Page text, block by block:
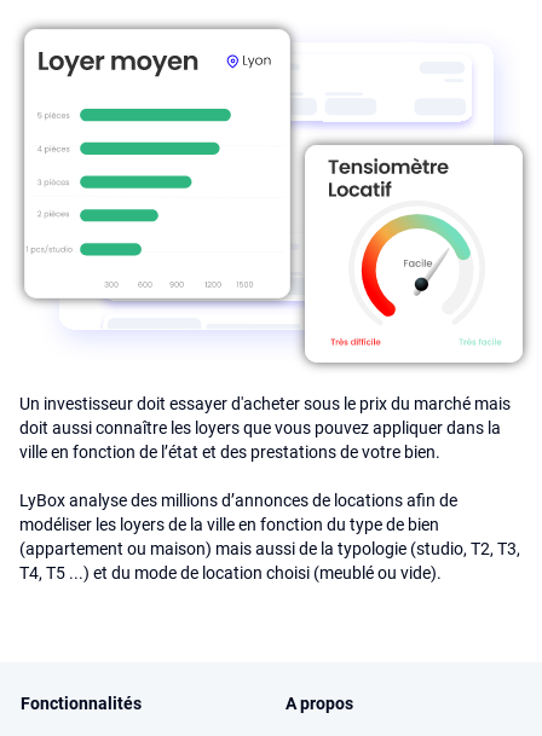
Un investisseur doit essayer d'acheter sous le prix du marché mais
doit aussi connaître les loyers que vous pouvez appliquer dans la
ville en fonction de l’état et des prestations de votre bien.
LyBox analyse des millions d’annonces de locations afin de
modéliser les loyers de la ville en fonction du type de bien
(appartement ou maison) mais aussi de la typologie (studio, T2, T3,
T4, T5 ...) et du mode de location choisi (meublé ou vide).
Fonctionnalités A propos